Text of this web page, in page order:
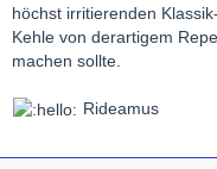
höchst irritierenden
Kehle von derartigem
machen sollte.
Rideamus